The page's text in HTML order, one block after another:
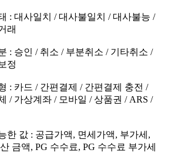
: 대사일치 / 대사불일치 / 대사불능 /
래
: 승인 / 취소 / 부분취소 / 기타취소 /
정
: 카드 / 간편결제 / 간편결제 충전 /
/ 가상계좌 / 모바일 / 상품권 / ARS /
한 값 : 공급가액, 면세가액, 부가세,
금액, PG 수수료, PG 수수료 부가세